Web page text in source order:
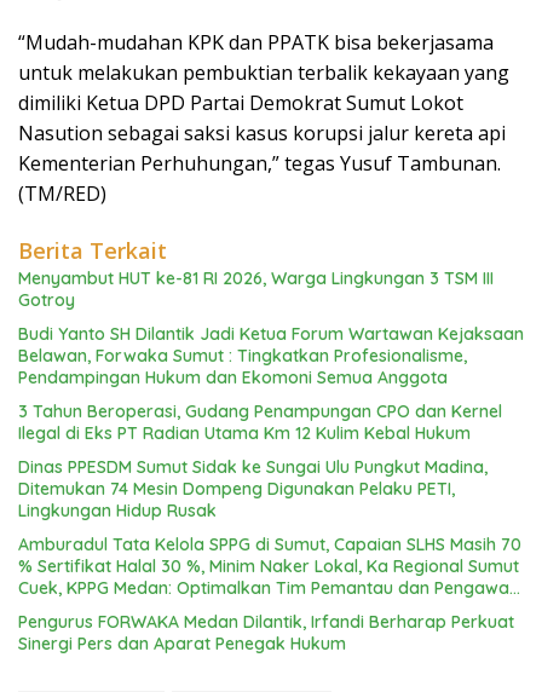
“Mudah-mudahan KPK dan PPATK bisa bekerjasama
untuk melakukan pembuktian terbalik kekayaan yang
dimiliki Ketua DPD Partai Demokrat Sumut Lokot
Nasution sebagai saksi kasus korupsi jalur kereta api
Kementerian Perhuhungan,” tegas Yusuf Tambunan.
(TM/RED)
Berita Terkait
Menyambut HUT ke-81 RI 2026, Warga Lingkungan 3 TSM III
Gotroy
Budi Yanto SH Dilantik Jadi Ketua Forum Wartawan Kejaksaan
Belawan, Forwaka Sumut : Tingkatkan Profesionalisme,
Pendampingan Hukum dan Ekomoni Semua Anggota
3 Tahun Beroperasi, Gudang Penampungan CPO dan Kernel
Ilegal di Eks PT Radian Utama Km 12 Kulim Kebal Hukum
Dinas PPESDM Sumut Sidak ke Sungai Ulu Pungkut Madina,
Ditemukan 74 Mesin Dompeng Digunakan Pelaku PETI,
Lingkungan Hidup Rusak
Amburadul Tata Kelola SPPG di Sumut, Capaian SLHS Masih 70
% Sertifikat Halal 30 %, Minim Naker Lokal, Ka Regional Sumut
Cuek, KPPG Medan: Optimalkan Tim Pemantau dan Pengawas
Pengurus FORWAKA Medan Dilantik, Irfandi Berharap Perkuat
Sinergi Pers dan Aparat Penegak Hukum